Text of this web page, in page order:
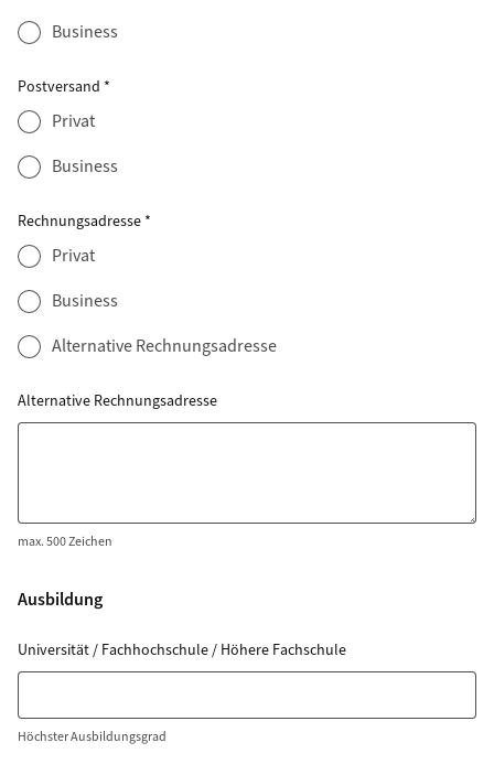
Business
Postversand *
Privat
Business
Rechnungsadresse *
Privat
Business
Alternative Rechnungsadresse
Alternative Rechnungsadresse
max. 500 Zeichen
Ausbildung
Universität / Fachhochschule / Höhere Fachschule
Höchster Ausbildungsgrad